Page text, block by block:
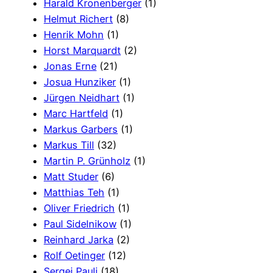
Harald Kronenberger (1)
Helmut Richert (8)
Henrik Mohn (1)
Horst Marquardt (2)
Jonas Erne (21)
Josua Hunziker (1)
Jürgen Neidhart (1)
Marc Hartfeld (1)
Markus Garbers (1)
Markus Till (32)
Martin P. Grünholz (1)
Matt Studer (6)
Matthias Teh (1)
Oliver Friedrich (1)
Paul Sidelnikow (1)
Reinhard Jarka (2)
Rolf Oetinger (12)